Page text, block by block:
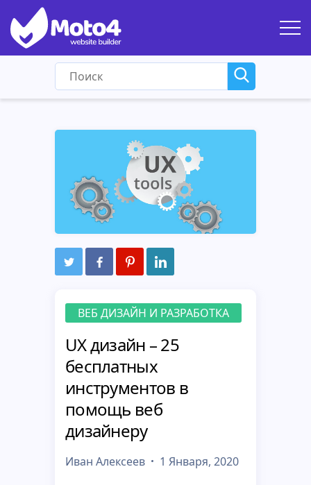
ВЕБ ДИЗАЙН И РАЗРАБОТКА
UX дизайн – 25
бесплатных
инструментов в
помощь веб
дизайнеру
Иван Алексеев 1 Января, 2020